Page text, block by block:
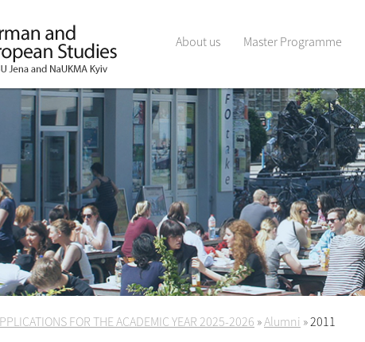
About us Master Programme
FOR THE ACADEMIC YEAR 2025-2026 »Alumni »2011